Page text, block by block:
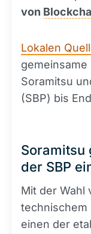
von
Lokalen
Soramitsu
(SBP) bis
Soramitsu
der SBP
Mit der Wahl
technischem
einen der